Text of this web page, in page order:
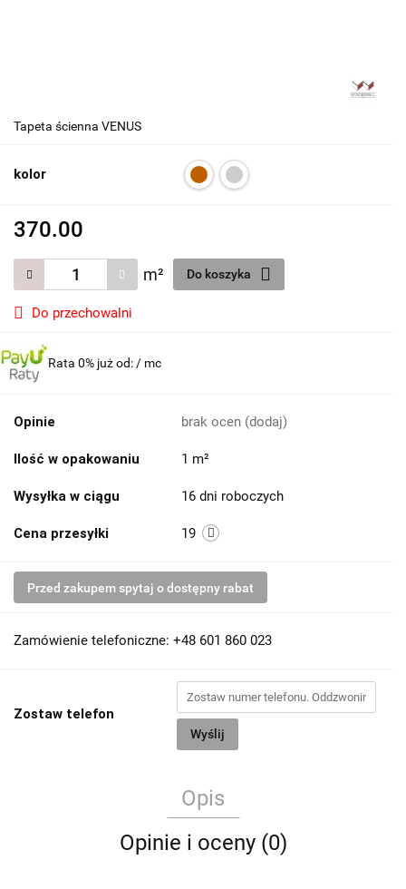
Tapeta ścienna VENUS
kolor
370.00
m² Do koszyka
Do przechowalni
Rata 0% już od:/ mc
Opinie brak ocen (dodaj)
Ilość w opakowaniu 1 m²
Wysyłka w ciągu 16 dni roboczych
Cena przesyłki 19
Przed zakupem spytaj o dostępny rabat
Zamówienie telefoniczne: +48 601 860 023
Zostaw telefon
Wyślij
Opis
Opinie i oceny (0)